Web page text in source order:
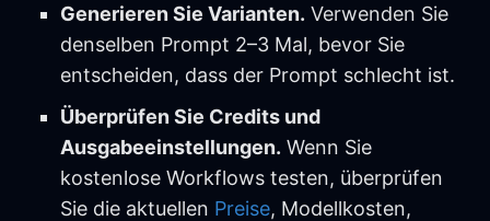
Generieren Sie Varianten. Verwenden Sie
denselben Prompt 2–3 Mal, bevor Sie
entscheiden, dass der Prompt schlecht ist.
Überprüfen Sie Credits und
Ausgabeeinstellungen. Wenn Sie
kostenlose Workflows testen, überprüfen
Sie die aktuellen Preise, Modellkosten,